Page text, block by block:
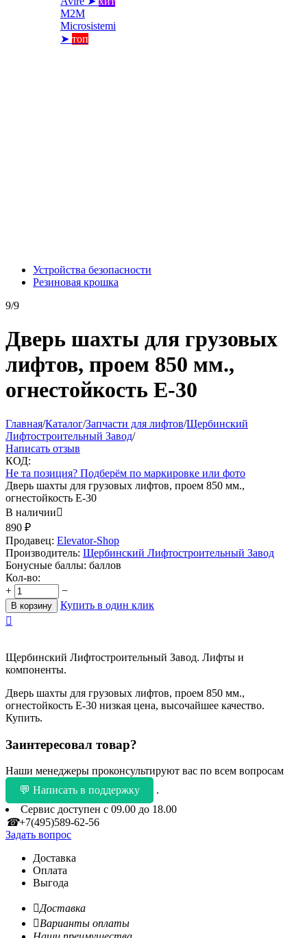
M2M
Microsistemi
➤ топ
Устройства безопасности
Резиновая крошка
9/9
Дверь шахты для грузовых
лифтов, проем 850 мм.,
огнестойкость Е-30
Главная/Каталог/Запчасти для лифтов/Щербинский
Лифтостроительный Завод/
Написать отзыв
КОД:
Не та позиция? Подберём по маркировке или фото
Дверь шахты для грузовых лифтов, проем 850 мм.,
огнестойкость Е-30
В наличии
890 ₽
Продавец: Elevator-Shop
Производитель: Щербинский Лифтостроительный Завод
Бонусные баллы: баллов
Кол-во:
+
−
В корзину
Купить в один клик

Щербинский Лифтостроительный Завод. Лифты и
компоненты.
Дверь шахты для грузовых лифтов, проем 850 мм.,
огнестойкость Е-30 низкая цена, высочайшее качество.
Купить.
Заинтересовал товар?
Наши менеджеры проконсультируют вас по всем вопросам
💬 Написать в поддержку
.
Сервис доступен с 09.00 до 18.00
☎+7(495)589-62-56
Задать вопрос
Доставка
Оплата
Выгода
Доставка
Варианты оплаты